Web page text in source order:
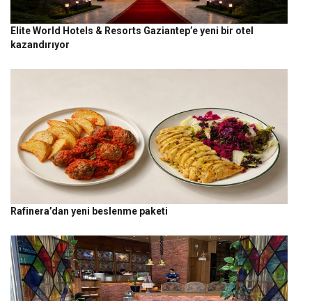
Elite World Hotels & Resorts Gaziantep’e yeni bir otel
kazandırıyor
Rafinera’dan yeni beslenme paketi